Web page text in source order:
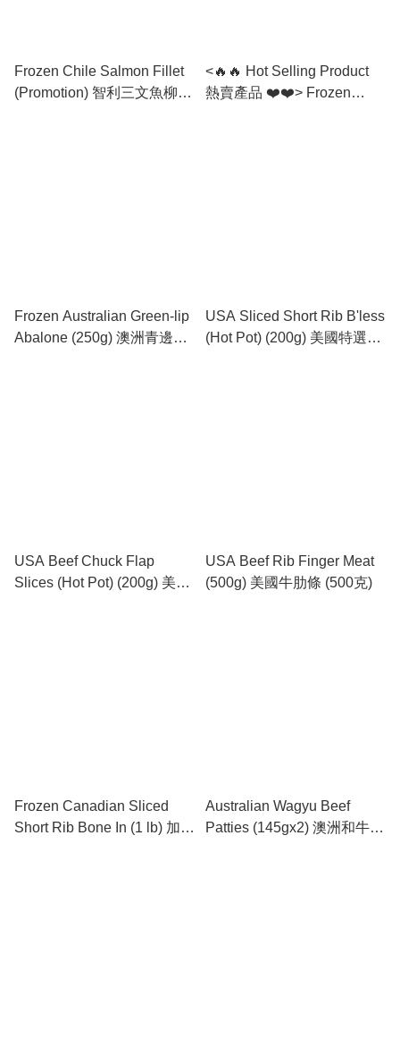
Frozen Chile Salmon Fillet
(Promotion) 智利三文魚柳
<🔥🔥 Hot Selling Product
熱賣產品 ❤️❤️> Frozen
Frozen Australian Green-lip
Abalone (250g) 澳洲青邊鮑
USA Sliced Short Rib B'less
(Hot Pot) (200g) 美國特選肥
USA Beef Chuck Flap
Slices (Hot Pot) (200g) 美國
USA Beef Rib Finger Meat
(500g) 美國牛肋條 (500克)
Frozen Canadian Sliced
Short Rib Bone In (1 lb) 加拿
Australian Wagyu Beef
Patties (145gx2) 澳洲和牛漢